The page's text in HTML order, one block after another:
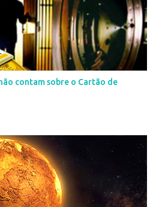
contam sobre o Cartão de